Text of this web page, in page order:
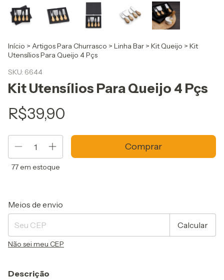
Início > Artigos Para Churrasco > Linha Bar > Kit Queijo > Kit
Utensílios Para Queijo 4 Pçs
SKU: 6644
Kit Utensílios Para Queijo 4 Pçs
R$39,90
77em estoque
Entregas para o CEP:
Meios de envio
Calcular
Não sei meu CEP
Descrição